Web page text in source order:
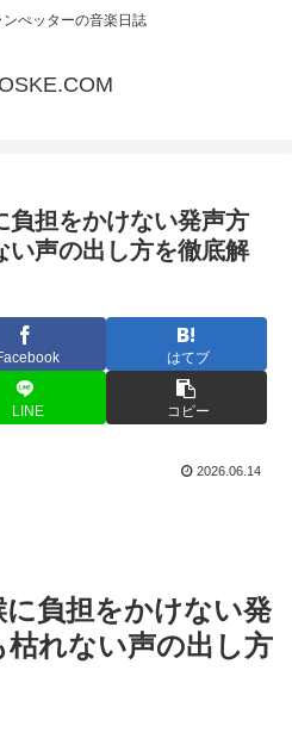
ぺッターの音楽日誌
負担をかけない発声方
い声の出し方を徹底解
はてブ
LINE コピー
2026.06.14
に負担をかけない発
枯れない声の出し方